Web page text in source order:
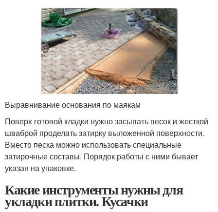
Выравнивание основания по маякам
Поверх готовой кладки нужно засыпать песок и жесткой
шваброй проделать затирку выложенной поверхности.
Вместо песка можно использовать специальные
затирочные составы. Порядок работы с ними бывает
указан на упаковке.
Какие инструменты нужны для
укладки плитки. Кусачки